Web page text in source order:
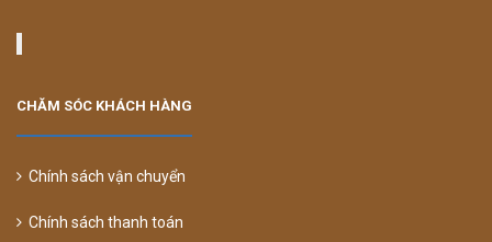
CHĂM SÓC KHÁCH HÀNG
Chính sách vận chuyển
Chính sách thanh toán